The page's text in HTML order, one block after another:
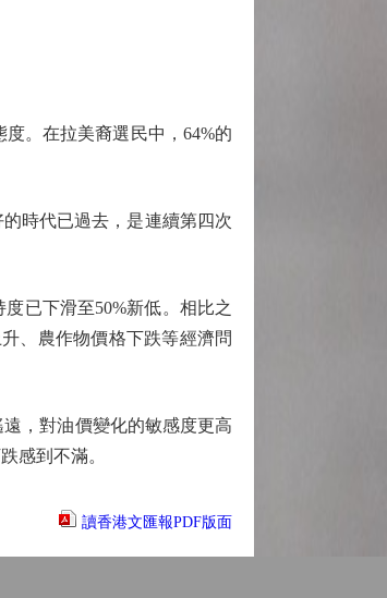
。在拉美裔選民中，64%的
時代已過去，是連續第四次
已下滑至50%新低。相比之
、農作物價格下跌等經濟問
，對油價變化的敏感度更高
感到不滿。
讀香港文匯報PDF版面